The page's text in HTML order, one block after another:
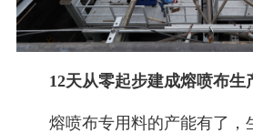
12天从零起步建成熔喷布生
熔喷布专用料的产能有了，